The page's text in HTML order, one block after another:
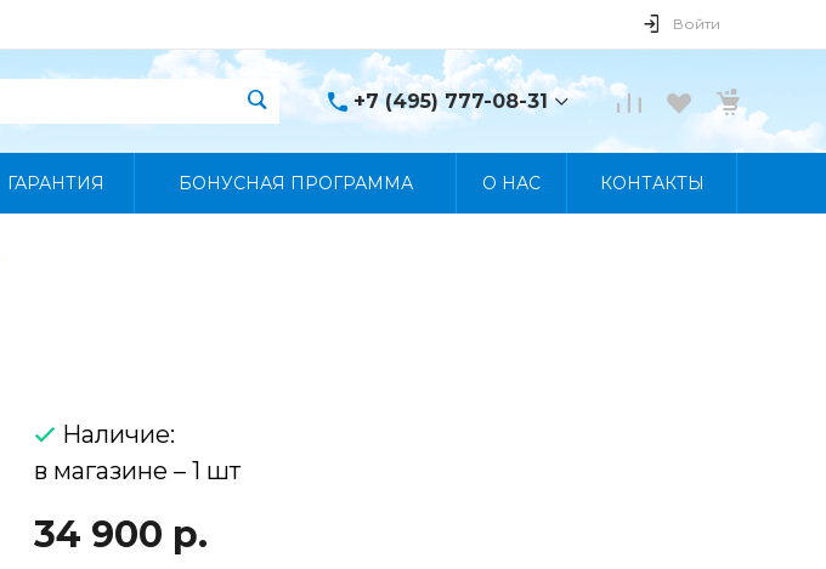
Войти
+7 (495) 777-08-31
+7 (495) 777-08-31
ГАРАНТИЯ БОНУСНАЯ ПРОГРАММА О НАС КОНТАКТЫ
Наличие:
в магазине – 1 шт
34 900 р.